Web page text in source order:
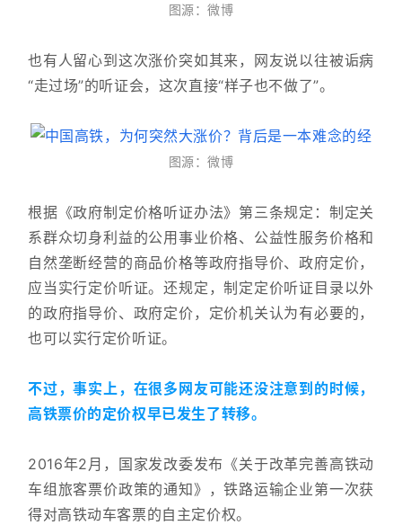
图源：微博
也有人留心到这次涨价突如其来，网友说以往被诟病
“走过场”的听证会，这次直接“样子也不做了”。
图源：微博
根据《政府制定价格听证办法》第三条规定：制定关
系群众切身利益的公用事业价格、公益性服务价格和
自然垄断经营的商品价格等政府指导价、政府定价，
应当实行定价听证。还规定，制定定价听证目录以外
的政府指导价、政府定价，定价机关认为有必要的，
也可以实行定价听证。
不过，事实上，在很多网友可能还没注意到的时候，
高铁票价的定价权早已发生了转移。
2016年2月，国家发改委发布《关于改革完善高铁动
车组旅客票价政策的通知》，铁路运输企业第一次获
得对高铁动车客票的自主定价权。